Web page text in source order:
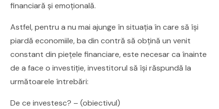
financiară și emoțională.
Astfel, pentru a nu mai ajunge în situația în care să își
piardă economiile, ba din contră să obțină un venit
constant din piețele financiare, este necesar ca înainte
de a face o investiție, investitorul să își răspundă la
următoarele întrebări:
De ce investesc? – (obiectivul)